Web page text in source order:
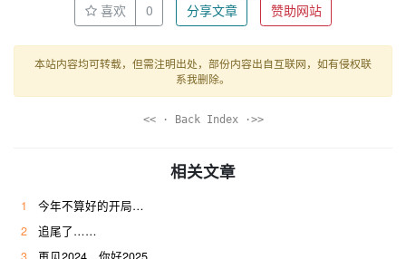
喜欢 0 分享文章 赞助网站
本站内容均可转载，但需注明出处，部份内容出自互联网，如有侵权联
系我删除。
<< · Back Index ·>>
相关文章
1
今年不算好的开局…
2
追尾了……